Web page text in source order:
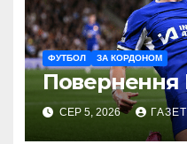
ФУТБОЛ ЗА КОРДОНОМ
Повернення
СЕР 5, 2026